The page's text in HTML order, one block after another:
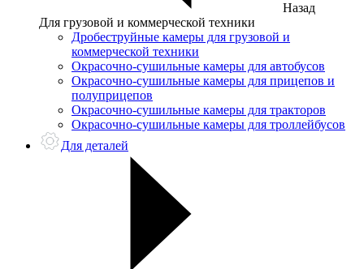
Назад
Для грузовой и коммерческой техники
Дробеструйные камеры для грузовой и
коммерческой техники
Окрасочно-сушильные камеры для автобусов
Окрасочно-сушильные камеры для прицепов и
полуприцепов
Окрасочно-сушильные камеры для тракторов
Окрасочно-сушильные камеры для троллейбусов
Для деталей